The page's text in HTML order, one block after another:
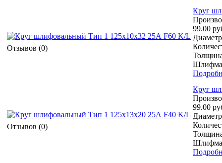
Отзывов (0)
Круг
99.00
Отзывов (0)
Круг
99.00